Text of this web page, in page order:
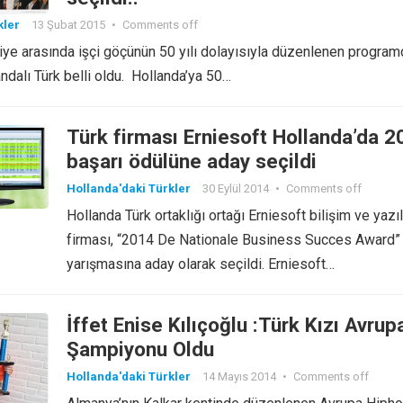
13 Şubat 2015 • Comments off
arasında işçi göçünün 50 yılı dolayısıyla düzenlenen
Türk belli oldu. Hollanda’ya 50…
Türk firması Erniesoft Hollanda’da
başarı ödülüne aday seçildi
Hollanda'daki Türkler 30 Eylül 2014 • Comments off
Hollanda Türk ortaklığı ortağı Erniesoft bilişim ve
firması, “2014 De Nationale Business Succes Award”
yarışmasına aday olarak seçildi. Erniesoft…
İffet Enise Kılıçoğlu :Türk Kızı
Şampiyonu Oldu
Hollanda'daki Türkler 14 Mayıs 2014 • Comments off